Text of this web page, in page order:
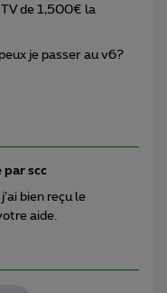
de 1,500€ la
je passer au v6?
par scc
bien reçu le
aide.